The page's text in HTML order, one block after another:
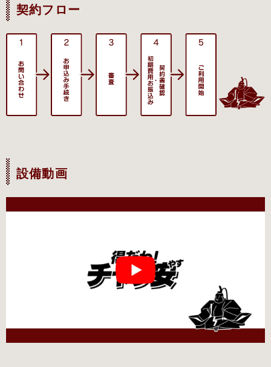
契約フロー
設備動画